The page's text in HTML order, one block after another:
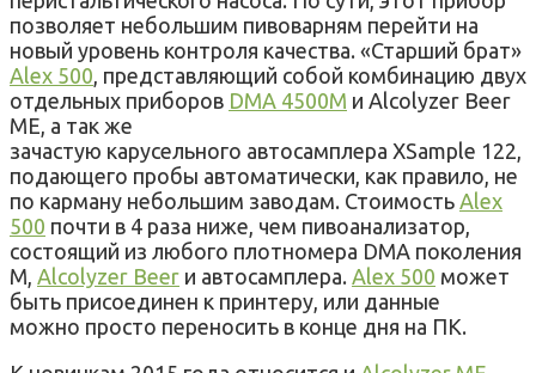
позволяет небольшим пивоварням перейти на
новый уровень контроля качества. «Старший брат»
Alex 500 , представляющий собой комбинацию двух
отдельных приборов DMA 4500M и Alcolyzer Beer
ME, а так же
зачастую карусельного автосамплера XSample 122,
подающего пробы автоматически, как правило, не
по карману небольшим заводам. Стоимость Alex
500 почти в 4 раза ниже, чем пивоанализатор,
состоящий из любого плотномера DMA поколения
М, Alcolyzer Beer и автосамплера. Alex 500 может
быть присоединен к принтеру, или данные
можно просто переносить в конце дня на ПК.